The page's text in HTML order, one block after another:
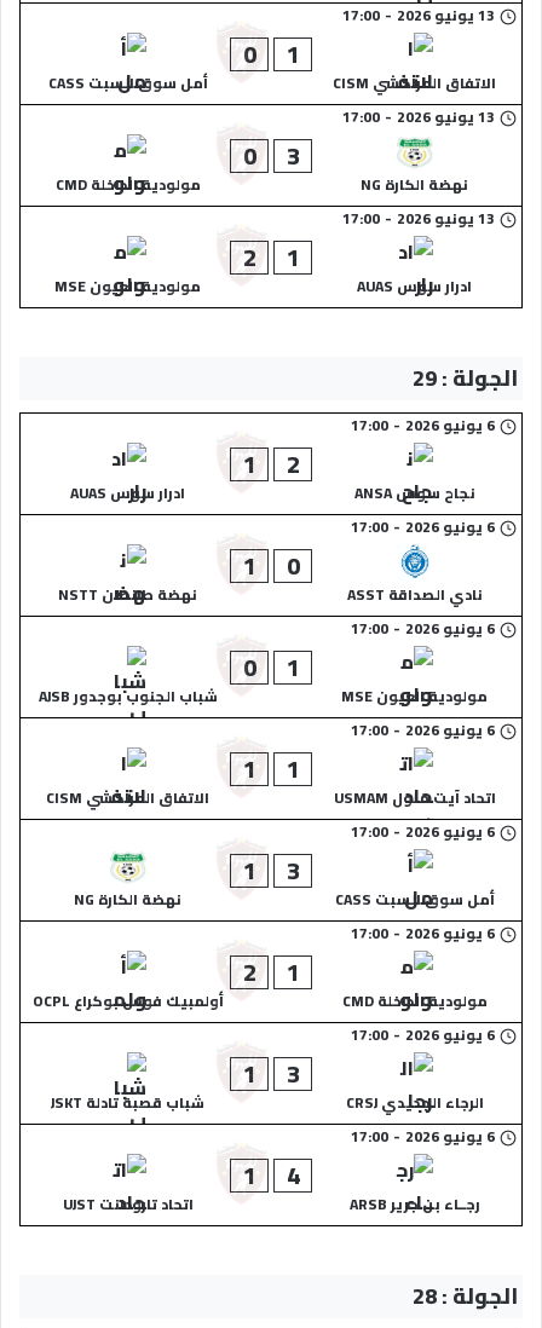
13 يونيو 2026
-
17:00
الاتفاق المراكشي CISM
1
0
أمل سوق السبت CASS
13 يونيو 2026
-
17:00
نهضة الكارة NG
3
0
مولودية الداخلة CMD
13 يونيو 2026
-
17:00
ادرار سوس AUAS
1
2
مولودية العيون MSE
الجولة : 29
6 يونيو 2026 -
17:00
نجاح سوس ANSA
2
1
ادرار سوس AUAS
6 يونيو 2026
-
17:00
نادي الصداقة ASST
0
1
نهضة طانطان NSTT
6 يونيو 2026
-
17:00
مولودية العيون MSE
1
0
شباب الجنوب بوجدور AJSB
6 يونيو 2026
-
17:00
اتحاد آيت ملول USMAM
1
1
الاتفاق المراكشي CISM
6 يونيو 2026
-
17:00
أمل سوق السبت CASS
3
1
نهضة الكارة NG
6 يونيو 2026
-
17:00
مولودية الداخلة CMD
1
2
أولمبيك فوس بوكراع OCPL
6 يونيو 2026
-
17:00
الرجاء الجديدي CRSJ
3
1
شباب قصبة تادلة JSKT
6 يونيو 2026
-
17:00
رجــاء بن جرير ARSB
4
1
اتحاد تارودانت UJST
الجولة : 28